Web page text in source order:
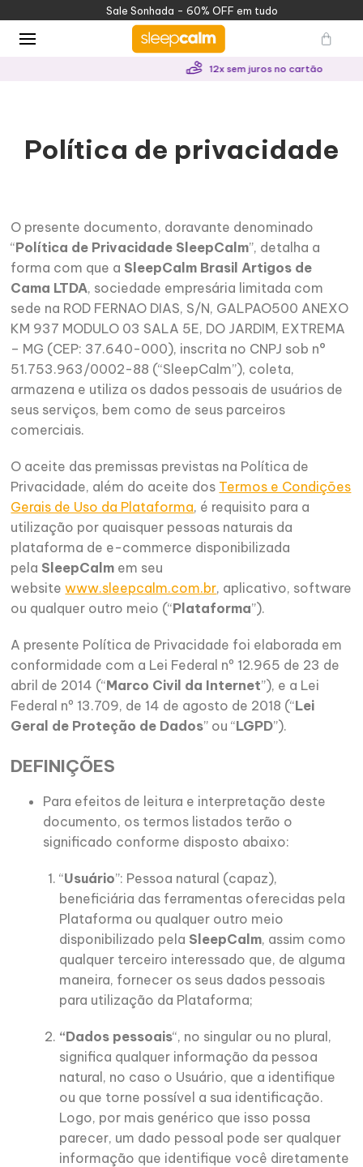
Sale Sonhada - 60% OFF em tudo
12x sem juros no cartão
Política de privacidade
O presente documento, doravante denominado
“Política de Privacidade SleepCalm”, detalha a
forma com que a SleepCalm Brasil Artigos de
Cama LTDA, sociedade empresária limitada com
sede na ROD FERNAO DIAS, S/N, GALPAO500 ANEXO
KM 937 MODULO 03 SALA 5E, DO JARDIM, EXTREMA
– MG (CEP: 37.640-000), inscrita no CNPJ sob n°
51.753.963/0002-88 (“SleepCalm”), coleta,
armazena e utiliza os dados pessoais de usuários de
seus serviços, bem como de seus parceiros
comerciais.
O aceite das premissas previstas na Política de
Privacidade, além do aceite dos Termos e Condições
Gerais de Uso da Plataforma, é requisito para a
utilização por quaisquer pessoas naturais da
plataforma de e-commerce disponibilizada
pela SleepCalm em seu
websitewww.sleepcalm.com.br, aplicativo, software
ou qualquer outro meio (“Plataforma”).
A presente Política de Privacidade foi elaborada em
conformidade com a Lei Federal nº 12.965 de 23 de
abril de 2014 (“Marco Civil da Internet”), e a Lei
Federal nº 13.709, de 14 de agosto de 2018 (“Lei
Geral de Proteção de Dados” ou “LGPD”).
DEFINIÇÕES
Para efeitos de leitura e interpretação deste
documento, os termos listados terão o
significado conforme disposto abaixo:
“Usuário”: Pessoa natural (capaz),
beneficiária das ferramentas oferecidas pela
Plataforma ou qualquer outro meio
disponibilizado pela SleepCalm, assim como
qualquer terceiro interessado que, de alguma
maneira, fornecer os seus dados pessoais
para utilização da Plataforma;
“Dados pessoais“, no singular ou no plural,
significa qualquer informação da pessoa
natural, no caso o Usuário, que a identifique
ou que torne possível a sua identificação.
Logo, por mais genérico que isso possa
parecer, um dado pessoal pode ser qualquer
informação que identifique você diretamente